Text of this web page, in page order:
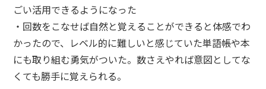
ごい活用できるようになった
・回数をこなせば自然と覚えることができると体感でわ
かったので、レベル的に難しいと感じていた単語帳や本
にも取り組む勇気がついた。数さえやれば意図としてな
くても勝手に覚えられる。